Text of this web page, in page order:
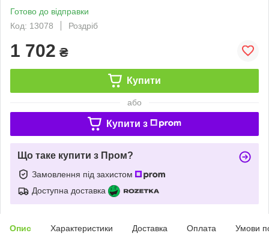
Готово до відправки
Код: 13078
Роздріб
1 702 ₴
Купити
або
Купити з
Що таке купити з Пром?
Замовлення під захистом
Доступна доставка
Опис Характеристики Доставка Оплата Умови